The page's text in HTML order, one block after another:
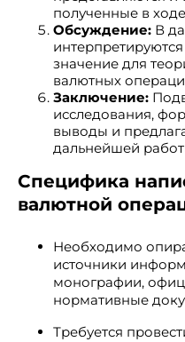
полученные в
Обсуждение: В
значение для
валютных
Заключение:
исследования,
выводы и
дальнейшей
Специфика
валютной
Необходимо
источники
монографии,
нормативные
Требуется